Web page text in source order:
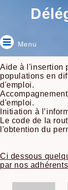
Menu
Aide à l'insertion
populations en
d'emploi.
d'emploi.
Initiation à
Le code de la
l'obtention du
Ci dessous
par nos